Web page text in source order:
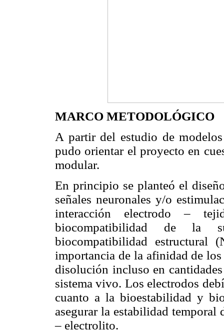
MARCO METODOLÓGICO
A partir del estudio de
pudo orientar el proyecto en
modular.
En principio se planteó el
señales neuronales y/o
interacción electrodo –
biocompatibilidad de la
biocompatibilidad estructural
importancia de la afinidad de
disolución incluso en
sistema vivo. Los electrodos
cuanto a la bioestabilidad y
asegurar la estabilidad temporal
– electrolito.